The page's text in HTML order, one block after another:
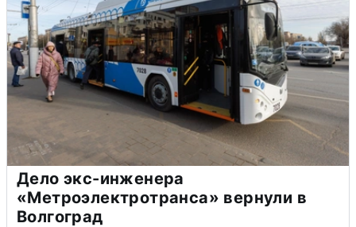
Дело экс-инженера
«Метроэлектротранса» вернули в
Волгоград